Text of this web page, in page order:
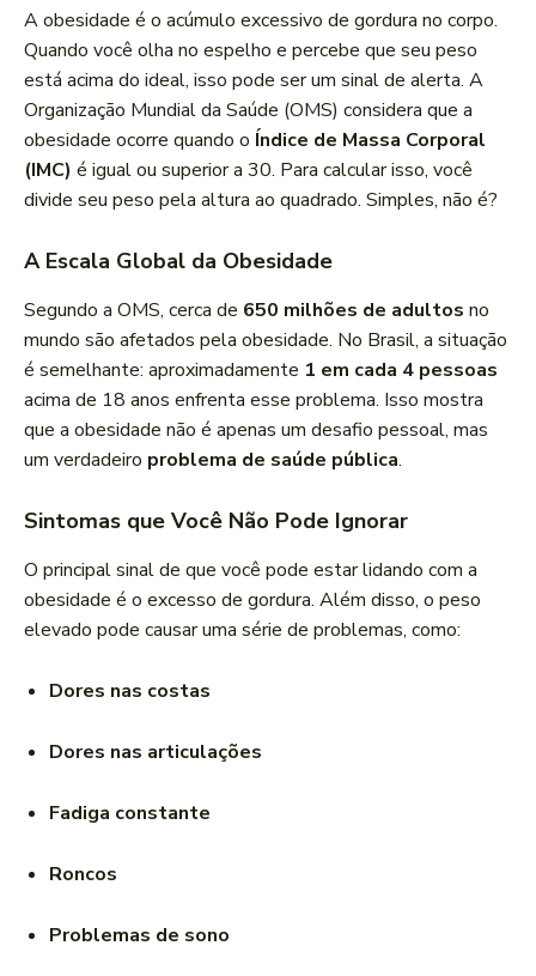
A obesidade é o acúmulo excessivo de gordura no corpo.
Quando você olha no espelho e percebe que seu peso
está acima do ideal, isso pode ser um sinal de alerta. A
Organização Mundial da Saúde (OMS) considera que a
obesidade ocorre quando o Índice de Massa Corporal
(IMC) é igual ou superior a 30. Para calcular isso, você
divide seu peso pela altura ao quadrado. Simples, não é?
A Escala Global da Obesidade
Segundo a OMS, cerca de 650 milhões de adultos no
mundo são afetados pela obesidade. No Brasil, a situação
é semelhante: aproximadamente 1 em cada 4 pessoas
acima de 18 anos enfrenta esse problema. Isso mostra
que a obesidade não é apenas um desafio pessoal, mas
um verdadeiro problema de saúde pública.
Sintomas que Você Não Pode Ignorar
O principal sinal de que você pode estar lidando com a
obesidade é o excesso de gordura. Além disso, o peso
elevado pode causar uma série de problemas, como:
Dores nas costas
Dores nas articulações
Fadiga constante
Roncos
Problemas de sono